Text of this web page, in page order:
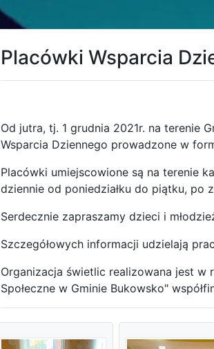
Placówki Wsparcia
Od jutra, tj. 1 grudnia 2021r. na terenie
Wsparcia Dziennego prowadzone w
Placówki umiejscowione są na terenie
dziennie od poniedziałku do piątku, po
Serdecznie zapraszamy dzieci i
Szczegółowych informacji udzielają
Organizacja świetlic realizowana jest w
Społeczne w Gminie Bukowsko"